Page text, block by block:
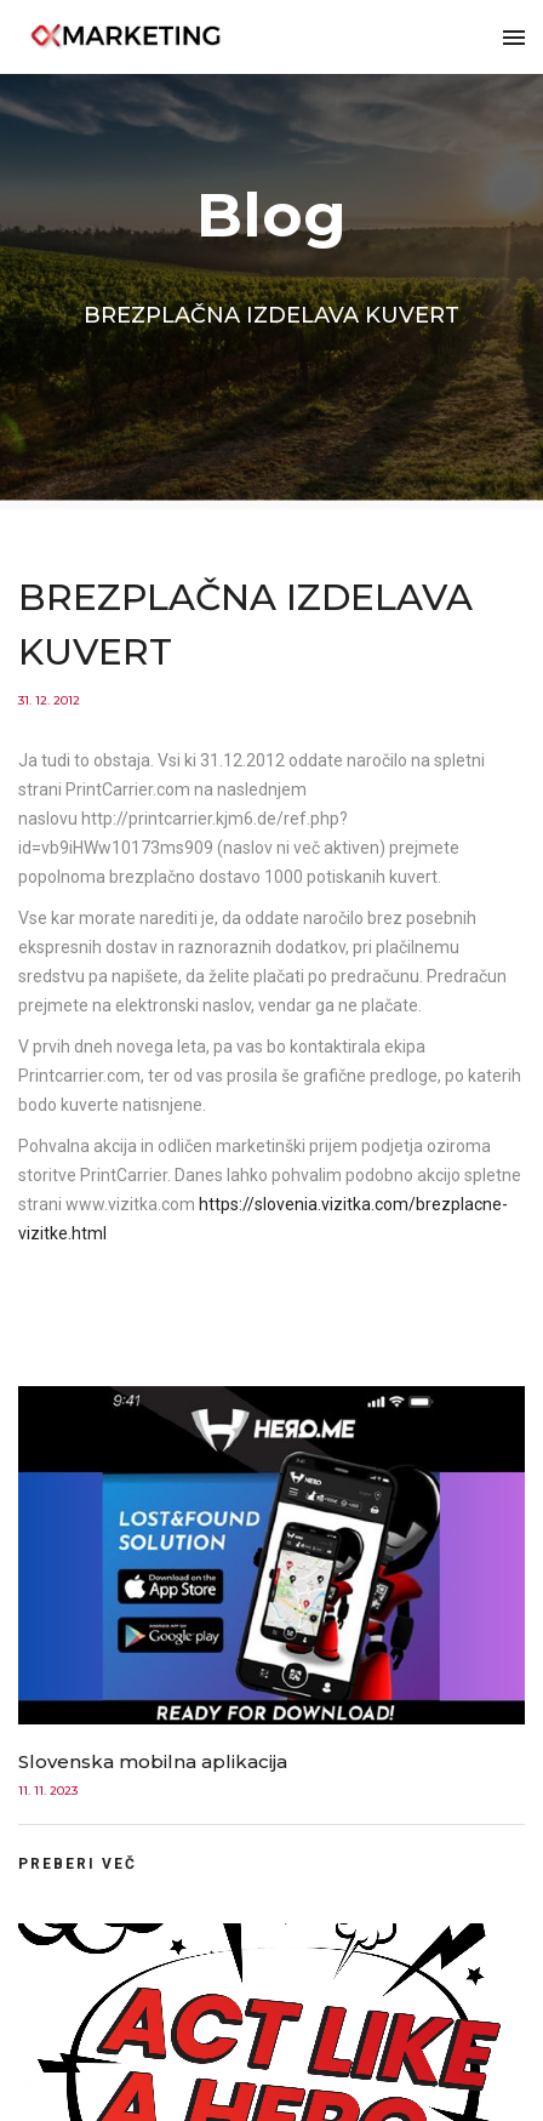
Blog
BREZPLAČNA IZDELAVA KUVERT
BREZPLAČNA IZDELAVA
KUVERT
31. 12. 2012
Ja tudi to obstaja. Vsi ki 31.12.2012 oddate naročilo na spletni
strani PrintCarrier.com na naslednjem
naslovu http://printcarrier.kjm6.de/ref.php?
id=vb9iHWw10173ms909 (naslov ni več aktiven) prejmete
popolnoma brezplačno dostavo 1000 potiskanih kuvert.
Vse kar morate narediti je, da oddate naročilo brez posebnih
ekspresnih dostav in raznoraznih dodatkov, pri plačilnemu
sredstvu pa napišete, da želite plačati po predračunu. Predračun
prejmete na elektronski naslov, vendar ga ne plačate.
V prvih dneh novega leta, pa vas bo kontaktirala ekipa
Printcarrier.com, ter od vas prosila še grafične predloge, po katerih
bodo kuverte natisnjene.
Pohvalna akcija in odličen marketinški prijem podjetja oziroma
storitve PrintCarrier. Danes lahko pohvalim podobno akcijo spletne
strani www.vizitka.com https://slovenia.vizitka.com/brezplacne-
vizitke.html
Slovenska mobilna aplikacija
11. 11. 2023
PREBERI VEČ